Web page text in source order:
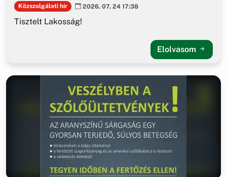
Közszolgálati hír 2026. 07. 24 17:38
Tisztelt Lakosság!
Elolvasom